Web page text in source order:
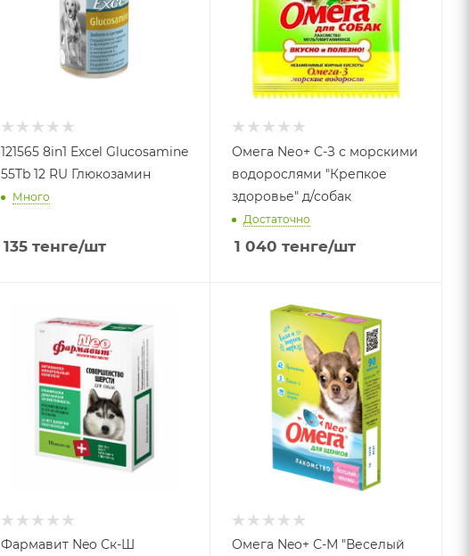
121565 8in1 Excel Glucosamine
55Tb 12 RU Глюкозамин
Много
135тенге/шт
Омега Nео+ С-З с морскими
водорослями "Крепкое
здоровье" д/собак
Достаточно
1 040 тенге/шт
Фармавит Neo Ск-Ш
Омега Neo+ С-М "Веселый